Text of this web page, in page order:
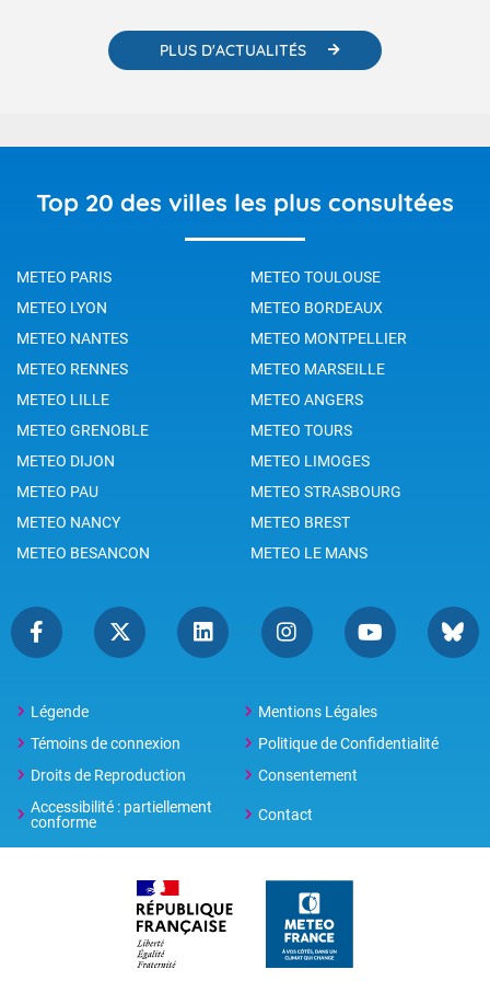
PLUS D'ACTUALITÉS
Top 20 des villes les plus consultées
METEO PARIS
METEO TOULOUSE
METEO LYON
METEO BORDEAUX
METEO NANTES
METEO MONTPELLIER
METEO RENNES
METEO MARSEILLE
METEO LILLE
METEO ANGERS
METEO GRENOBLE
METEO TOURS
METEO DIJON
METEO LIMOGES
METEO PAU
METEO STRASBOURG
METEO NANCY
METEO BREST
METEO BESANCON
METEO LE MANS
Légende
Mentions Légales
Témoins de connexion
Politique de Confidentialité
Droits de Reproduction
Consentement
Accessibilité : partiellement
conforme
Contact